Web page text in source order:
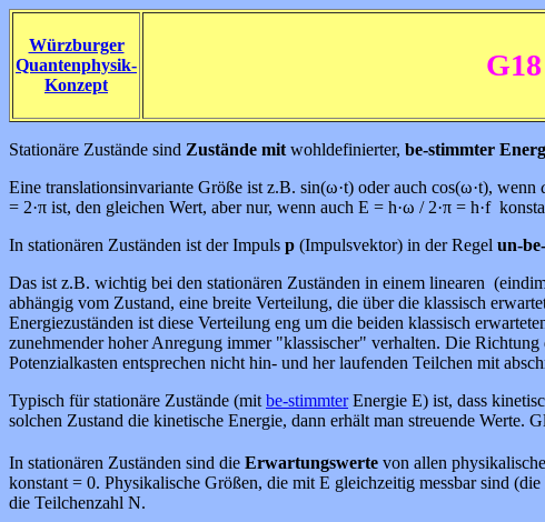
Würzburger
Quantenphysik-
Konzept
Stationäre Zustände sind Zustände mit wohldefinierter, be-stimmter
Eine translationsinvariante Größe ist z.B. sin(ω·t) oder auch cos(ω·t),
= 2·π ist, den gleichen Wert, aber nur, wenn auch E = h·ω / 2·π = h·f
In stationären Zuständen ist der Impuls p (Impulsvektor) in der Regel un-
Das ist z.B. wichtig bei den stationären Zuständen in einem linearen
abhängig vom Zustand, eine breite Verteilung, die über die klassisch
Energiezuständen ist diese Verteilung eng um die beiden klassisch
zunehmender hoher Anregung immer "klassischer" verhalten. Die
Potenzialkasten entsprechen nicht hin- und her laufenden Teilchen mit
Typisch für stationäre Zustände (mit be-stimmterEnergie E) ist, dass
solchen Zustand die kinetische Energie, dann erhält man streuende Werte.
In stationären Zuständen sind die Erwartungswerte von allen
konstant = 0. Physikalische Größen, die mit E gleichzeitig messbar sind
die Teilchenzahl N.